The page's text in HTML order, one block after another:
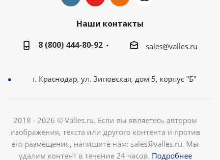
Наши контакты
8 (800) 444-80-92
sales@valles.ru
г. Краснодар, ул. Зиповская, дом 5, корпус "Б"
2018 - 2026 © Valles.ru. Если вы являетесь автором
изображения, текста или другого контента и против
его размещения, напишите нам: sales@valles.ru. Мы
удалим контент в течение 24 часов. Подробнее